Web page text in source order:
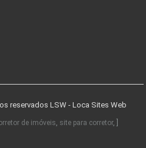
reservados LSW - Loca Sites Web
de imóveis, site para corretor, ]